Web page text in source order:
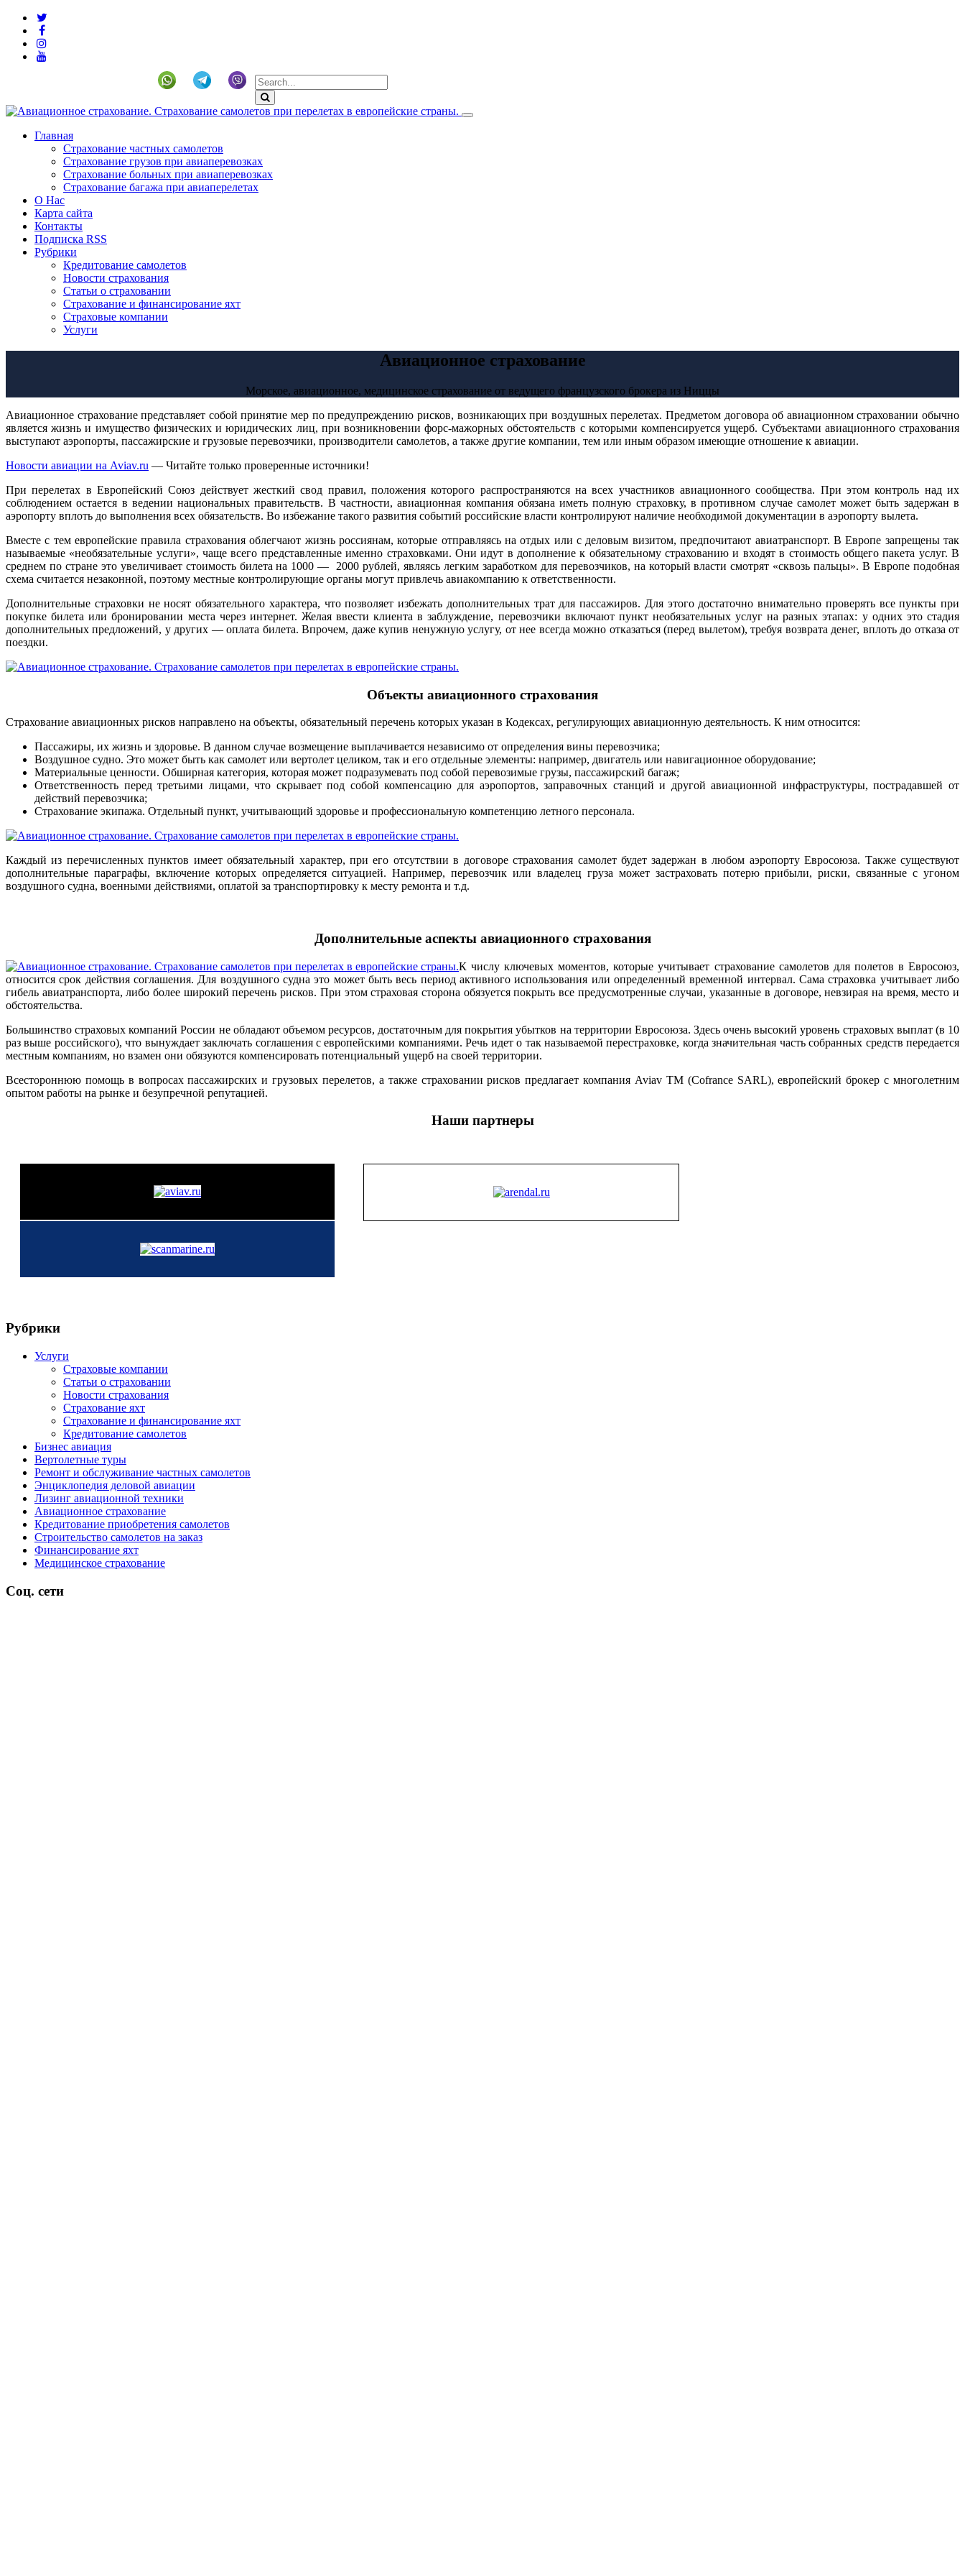
Главная
Страхование частных самолетов
Страхование грузов при авиаперевозках
Страхование больных при авиаперевозках
Страхование багажа при авиаперелетах
О Нас
Карта сайта
Контакты
Подписка RSS
Рубрики
Кредитование самолетов
Новости страхования
Статьи о страховании
Страхование и финансирование яхт
Страховые компании
Услуги
Авиационное страхование
Морское, авиационное, медицинское страхование от ведущего французского брокера из Ниццы
Авиационное страхование представляет собой принятие мер по предупреждению рисков, возникающих при воздушных перелетах. Предметом договора об авиационном страховании обычно
является жизнь и имущество физических и юридических лиц, при возникновении форс-мажорных обстоятельств с которыми компенсируется ущерб. Субъектами авиационного страхования
выступают аэропорты, пассажирские и грузовые перевозчики, производители самолетов, а также другие компании, тем или иным образом имеющие отношение к авиации.
Новости авиации на Aviav.ru — Читайте только проверенные источники!
При перелетах в Европейский Союз действует жесткий свод правил, положения которого распространяются на всех участников авиационного сообщества. При этом контроль над их
соблюдением остается в ведении национальных правительств. В частности, авиационная компания обязана иметь полную страховку, в противном случае самолет может быть задержан в
аэропорту вплоть до выполнения всех обязательств. Во избежание такого развития событий российские власти контролируют наличие необходимой документации в аэропорту вылета.
Вместе с тем европейские правила страхования облегчают жизнь россиянам, которые отправляясь на отдых или с деловым визитом, предпочитают авиатранспорт. В Европе запрещены так
называемые «необязательные услуги», чаще всего представленные именно страховками. Они идут в дополнение к обязательному страхованию и входят в стоимость общего пакета услуг. В
среднем по стране это увеличивает стоимость билета на 1000 — 2000 рублей, являясь легким заработком для перевозчиков, на который власти смотрят «сквозь пальцы». В Европе подобная
схема считается незаконной, поэтому местные контролирующие органы могут привлечь авиакомпанию к ответственности.
Дополнительные страховки не носят обязательного характера, что позволяет избежать дополнительных трат для пассажиров. Для этого достаточно внимательно проверять все пункты при
покупке билета или бронировании места через интернет. Желая ввести клиента в заблуждение, перевозчики включают пункт необязательных услуг на разных этапах: у одних это стадия
дополнительных предложений, у других — оплата билета. Впрочем, даже купив ненужную услугу, от нее всегда можно отказаться (перед вылетом), требуя возврата денег, вплоть до отказа от
поездки.
Объекты авиационного страхования
Страхование авиационных рисков направлено на объекты, обязательный перечень которых указан в Кодексах, регулирующих авиационную деятельность. К ним относится:
Пассажиры, их жизнь и здоровье. В данном случае возмещение выплачивается независимо от определения вины перевозчика;
Воздушное судно. Это может быть как самолет или вертолет целиком, так и его отдельные элементы: например, двигатель или навигационное оборудование;
Материальные ценности. Обширная категория, которая может подразумевать под собой перевозимые грузы, пассажирский багаж;
Ответственность перед третьими лицами, что скрывает под собой компенсацию для аэропортов, заправочных станций и другой авиационной инфраструктуры, пострадавшей от
действий перевозчика;
Страхование экипажа. Отдельный пункт, учитывающий здоровье и профессиональную компетенцию летного персонала.
Каждый из перечисленных пунктов имеет обязательный характер, при его отсутствии в договоре страхования самолет будет задержан в любом аэропорту Евросоюза. Также существуют
дополнительные параграфы, включение которых определяется ситуацией. Например, перевозчик или владелец груза может застраховать потерю прибыли, риски, связанные с угоном
воздушного судна, военными действиями, оплатой за транспортировку к месту ремонта и т.д.
Дополнительные аспекты авиационного страхования
К числу ключевых моментов, которые учитывает страхование самолетов для полетов в Евросоюз,
относится срок действия соглашения. Для воздушного судна это может быть весь период активного использования или определенный временной интервал. Сама страховка учитывает либо
гибель авиатранспорта, либо более широкий перечень рисков. При этом страховая сторона обязуется покрыть все предусмотренные случаи, указанные в договоре, невзирая на время, место и
обстоятельства.
Большинство страховых компаний России не обладают объемом ресурсов, достаточным для покрытия убытков на территории Евросоюза. Здесь очень высокий уровень страховых выплат (в 10
раз выше российского), что вынуждает заключать соглашения с европейскими компаниями. Речь идет о так называемой перестраховке, когда значительная часть собранных средств передается
местным компаниям, но взамен они обязуются компенсировать потенциальный ущерб на своей территории.
Всестороннюю помощь в вопросах пассажирских и грузовых перелетов, а также страховании рисков предлагает компания Aviav TM (Cofrance SARL), европейский брокер с многолетним
опытом работы на рынке и безупречной репутацией.
Наши партнеры
Рубрики
Услуги
Страховые компании
Статьи о страховании
Новости страхования
Страхование яхт
Страхование и финансирование яхт
Кредитование самолетов
Бизнес авиация
Вертолетные туры
Ремонт и обслуживание частных самолетов
Энциклопедия деловой авиации
Лизинг авиационной техники
Авиационное страхование
Кредитование приобретения самолетов
Строительство самолетов на заказ
Финансирование яхт
Медицинское страхование
Соц. сети